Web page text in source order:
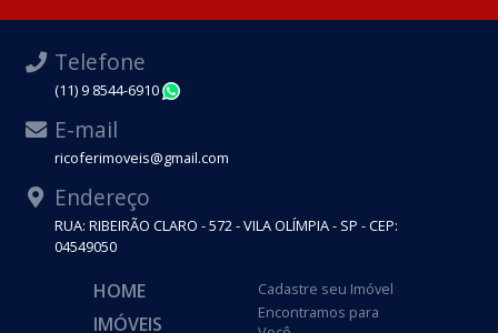
Telefone
(11) 9 8544-6910
E-mail
ricoferimoveis@gmail.com
Endereço
RUA: RIBEIRÃO CLARO - 572 - VILA OLÍMPIA - SP - CEP:
04549050
HOME
IMÓVEIS
Cadastre seu Imóvel
Encontramos para